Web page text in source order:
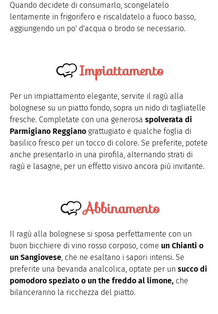
Quando decidete di consumarlo, scongelatelo
lentamente in frigorifero e riscaldatelo a fuoco basso,
aggiungendo un po' d'acqua o brodo se necessario.
Impiattamento
Per un impiattamento elegante, servite il ragù alla
bolognese su un piatto fondo, sopra un nido di tagliatelle
fresche. Completate con una generosa spolverata di
Parmigiano Reggiano grattugiato e qualche foglia di
basilico fresco per un tocco di colore. Se preferite, potete
anche presentarlo in una pirofila, alternando strati di
ragù e lasagne, per un effetto visivo ancora più invitante.
Abbinamento
Il ragù alla bolognese si sposa perfettamente con un
buon bicchiere di vino rosso corposo, come un Chianti o
un Sangiovese, che ne esaltano i sapori intensi. Se
preferite una bevanda analcolica, optate per un succo di
pomodoro speziato o un the freddo al limone, che
bilanceranno la ricchezza del piatto.